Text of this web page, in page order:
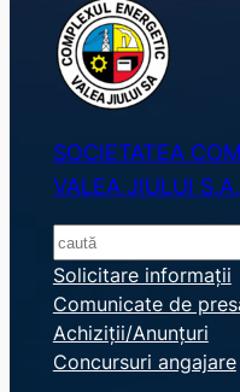
SOCIETATEA
VALEA JIULUI S.A.
S
e
a
r
c
Solicitare informații
Comunicate de
Achiziții/Anunțuri
Concursuri angajare